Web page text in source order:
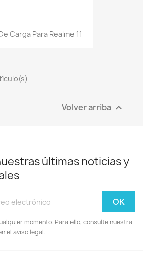
Carga Para Realme 11
Volver arriba 
últimas noticias y
momento. Para ello, consulte nuestra
el aviso legal.